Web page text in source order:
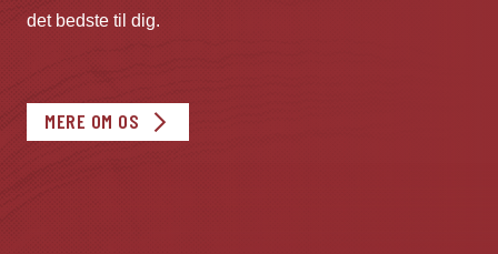
det bedste til dig.
MERE OM OS